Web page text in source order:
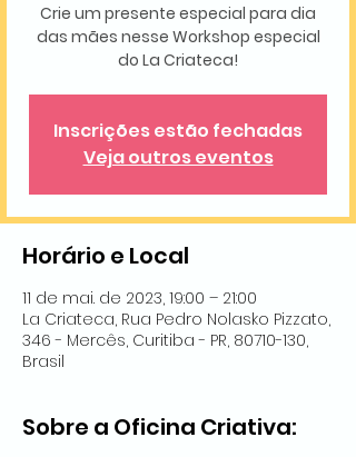
Crie um presente especial para dia
das mães nesse Workshop especial
do La Criateca!
Inscrições estão fechadas
Veja outros eventos
Horário e Local
11 de mai. de 2023, 19:00 – 21:00
La Criateca, Rua Pedro Nolasko Pizzato,
346 - Mercês, Curitiba - PR, 80710-130,
Brasil
Sobre a Oficina Criativa: